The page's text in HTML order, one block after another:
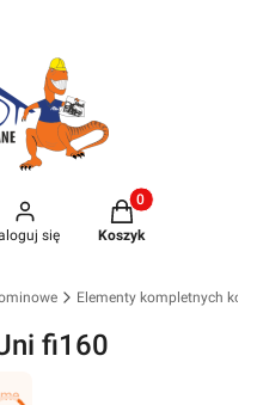
się
Produkty w
Koszyk
Elementy kompletnych
fi160